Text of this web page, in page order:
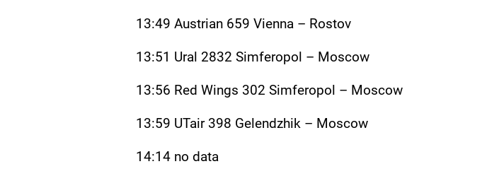
13:49 Austrian 659 Vienna – Rostov
13:51 Ural 2832 Simferopol – Moscow
13:56 Red Wings 302 Simferopol – Moscow
13:59 UTair 398 Gelendzhik – Moscow
14:14 no data